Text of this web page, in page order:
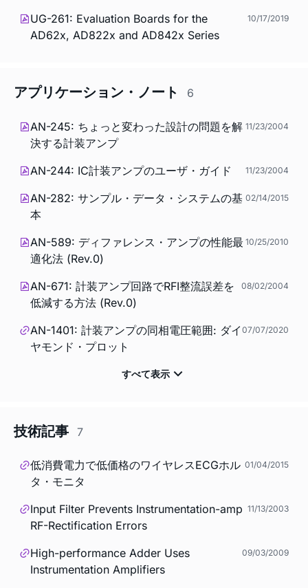
UG-261: Evaluation Boards for the
AD62x, AD822x and AD842x Series
10/17/2019
アプリケーション・ノート 6
AN-245: ちょっと変わった設計の問題を解
決する計装アンプ
11/23/2004
AN-244: IC計装アンプのユーザ・ガイド 11/23/2004
AN-282: サンプル・データ・システムの基
本
02/14/2015
AN-589: ディファレンス・アンプの性能最
適化法 (Rev.0)
10/25/2010
AN-671: 計装アンプ回路でRFI整流誤差を
低減する方法 (Rev.0)
08/02/2004
AN-1401: 計装アンプの同相電圧範囲: ダイ
ヤモンド・プロット
07/07/2020
技術記事 7
低消費電力で低価格のワイヤレスECGホル
タ・モニタ
01/04/2015
Input Filter Prevents Instrumentation-amp
RF-Rectification Errors
11/13/2003
High-performance Adder Uses
Instrumentation Amplifiers
09/03/2009